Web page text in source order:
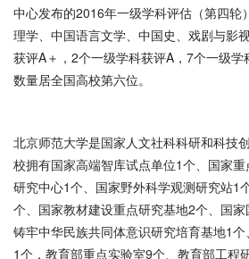
中心发布的2016年一级学科评估（第四轮
理学、中国语言文学、中国史、戏剧与影
获评A＋，2个一级学科获评A，7个一级
数量居全国高校第六位。
北京师范大学是国家人文社科科研和科技
校拥有国家高端智库试点单位1个、国家
研究中心1个、国家野外科学观测研究站1
个、国家教材建设重点研究基地2个、国家
铸牢中华民族共同体意识研究培育基地1
1个，教育部重点实验室9个、教育部工程